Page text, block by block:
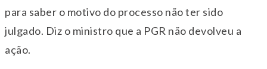
para saber o motivo do processo não ter sido
julgado. Diz o ministro que a PGR não devolveu a
ação.